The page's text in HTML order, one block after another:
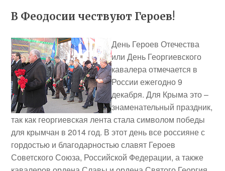
В Феодосии чествуют Героев!
День Героев Отечества
или День Георгиевского
кавалера отмечается в
России ежегодно 9
декабря. Для Крыма это –
знаменательный праздник,
так как георгиевская лента стала символом победы
для крымчан в 2014 год. В этот день все россияне с
гордостью и благодарностью славят Героев
Советского Союза, Российской Федерации, а также